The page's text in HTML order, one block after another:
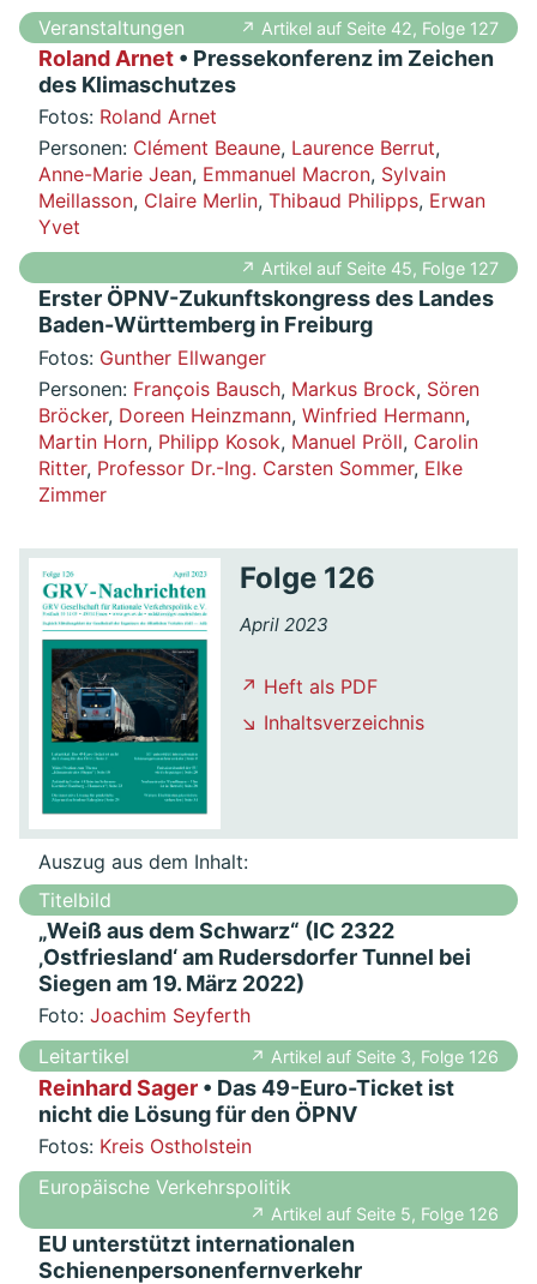
Veranstaltungen ↗ Artikel auf Seite 42, Folge 127
Roland Arnet• Pressekonferenz im Zeichen
des Klimaschutzes
Fotos: Roland Arnet
Personen: Clément Beaune, Laurence Berrut,
Anne-Marie Jean, Emmanuel Macron, Sylvain
Meillasson, Claire Merlin, Thibaud Philipps, Erwan
Yvet
↗ Artikel auf Seite 45, Folge 127
Erster ÖPNV-Zukunftskongress des Landes
Baden-Württemberg in Freiburg
Fotos: Gunther Ellwanger
Personen: François Bausch, Markus Brock, Sören
Bröcker, Doreen Heinzmann, Winfried Hermann,
Martin Horn, Philipp Kosok, Manuel Pröll, Carolin
Ritter, Professor Dr.-Ing. Carsten Sommer, Elke
Zimmer
Folge 126
April 2023
↗ Heft als PDF
↘ Inhaltsverzeichnis
Auszug aus dem Inhalt:
Titelbild
„Weiß aus dem Schwarz“ (IC 2322
‚Ostfriesland‘ am Rudersdorfer Tunnel bei
Siegen am 19. März 2022)
Foto: Joachim Seyferth
Leitartikel
↗ Artikel auf Seite 3, Folge 126
Reinhard Sager• Das 49-Euro-Ticket ist
nicht die Lösung für den ÖPNV
Fotos: Kreis Ostholstein
Europäische Verkehrspolitik
↗ Artikel auf Seite 5, Folge 126
EU unterstützt internationalen
Schienenpersonenfernverkehr